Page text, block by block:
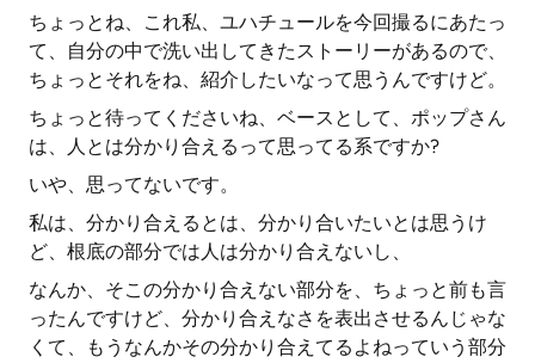
ちょっとね、これ私、ユハチュールを今回撮るにあたっ
て、自分の中で洗い出してきたストーリーがあるので、
ちょっとそれをね、紹介したいなって思うんですけど。
ちょっと待ってくださいね、ベースとして、ポップさん
は、人とは分かり合えるって思ってる系ですか?
いや、思ってないです。
私は、分かり合えるとは、分かり合いたいとは思うけ
ど、根底の部分では人は分かり合えないし、
なんか、そこの分かり合えない部分を、ちょっと前も言
ったんですけど、分かり合えなさを表出させるんじゃな
くて、もうなんかその分かり合えてるよねっていう部分